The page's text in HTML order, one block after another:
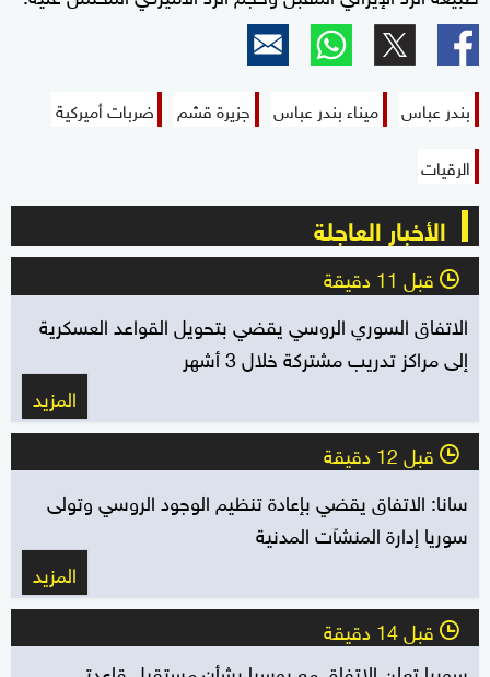
بندر عباس ميناء بندر عباس جزيرة قشم
ضربات أميركية
الرقيات
الأخبار العاجلة
l قبل 11 دقيقة
الاتفاق السوري الروسي يقضي بتحويل القواعد العسكرية
إلى مراكز تدريب مشتركة خلال 3 أشهر
المزيد
l قبل 12 دقيقة
سانا: الاتفاق يقضي بإعادة تنظيم الوجود الروسي ‏وتولى
سوريا إدارة المنشآت المدنية
المزيد
l قبل 14 دقيقة